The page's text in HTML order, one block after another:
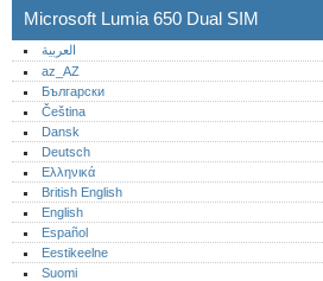
Microsoft Lumia 650 Dual SIM
العربية
az_AZ
Български
Čeština
Dansk
Deutsch
Ελληνικά
British English
English
Español
Eestikeelne
Suomi